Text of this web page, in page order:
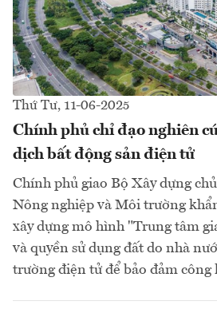
Thứ Tư, 11-06-2025
Chính phủ chỉ đạo nghiên
dịch bất động sản điện tử
Chính phủ giao Bộ Xây dựng
Nông nghiệp và Môi trường
xây dựng mô hình "Trung tâm
và quyền sử dụng đất do nhà
trường điện tử để bảo đảm